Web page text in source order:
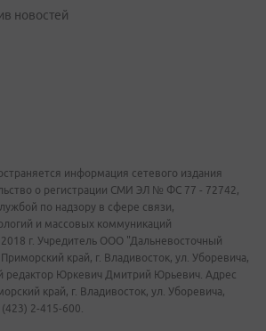
новостей
информация сетевого издания
о регистрации СМИ ЭЛ № ФС 77 - 72742,
по надзору в сфере связи,
и массовых коммуникаций
г. Учредитель ООО "Дальневосточный
край, г. Владивосток, ул. Уборевича,
редактор Юркевич Дмитрий Юрьевич. Адрес
край, г. Владивосток, ул. Уборевича,
2-415-600.